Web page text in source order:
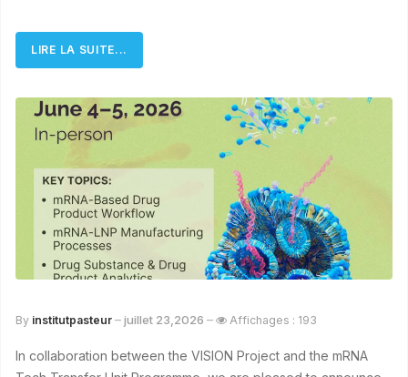
LIRE LA SUITE...
By institutpasteur juillet 23,2026 Affichages : 193
In collaboration between the VISION Project and the mRNA